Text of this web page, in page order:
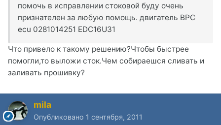
помочь в исправлении стоковой буду очень
признателен за любую помощь. двигатель BPC
ecu 0281014251 EDC16U31
Что привело к такому решению?Чтобы быстрее
помогли,то выложи сток.Чем собираешся сливать и
заливать прошивку?
mila
Опубликовано 1 сентября, 2011